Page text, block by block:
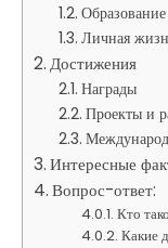
Личная
Достижения
Награды
Проекты и
Интересные
Вопрос-ответ:
Кто
Какие